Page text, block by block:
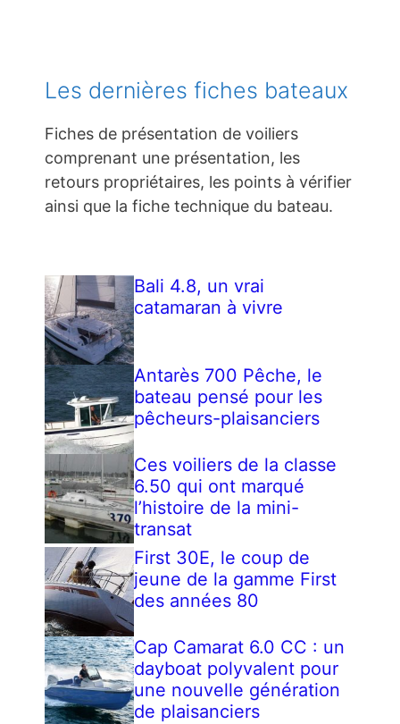
Les dernières fiches bateaux
Fiches de présentation de voiliers
comprenant une présentation, les
retours propriétaires, les points à vérifier
ainsi que la fiche technique du bateau.
Bali 4.8, un vrai
catamaran à vivre
Antarès 700 Pêche, le
bateau pensé pour les
pêcheurs-plaisanciers
Ces voiliers de la classe
6.50 qui ont marqué
l’histoire de la mini-
transat
First 30E, le coup de
jeune de la gamme First
des années 80
Cap Camarat 6.0 CC : un
dayboat polyvalent pour
une nouvelle génération
de plaisanciers